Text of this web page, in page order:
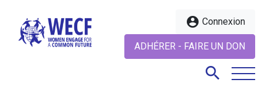
account_circle Connexion
ADHÉRER - FAIRE UN DON
search